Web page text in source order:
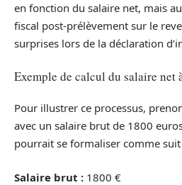
en fonction du salaire net, mais
fiscal post-prélèvement sur le
surprises lors de la déclaration
Exemple de calcul du salaire net
Pour illustrer ce processus,
avec un salaire brut de 1800
pourrait se formaliser comme suit
Salaire brut : 1800 €